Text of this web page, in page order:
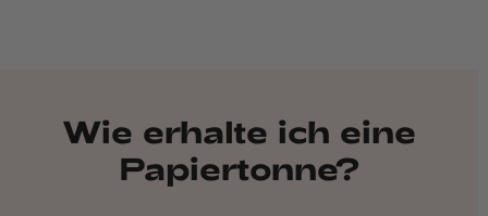
Wie erhalte ich eine
Papiertonne?